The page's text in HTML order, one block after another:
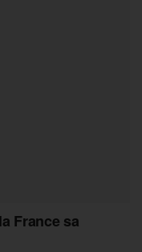
France sa